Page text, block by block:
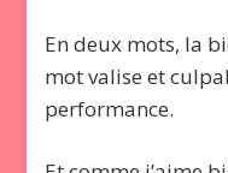
En deux mots, la
mot valise et
performance.